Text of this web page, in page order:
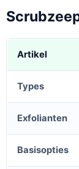
Artikel
Types
Exfolianten
Basisopties